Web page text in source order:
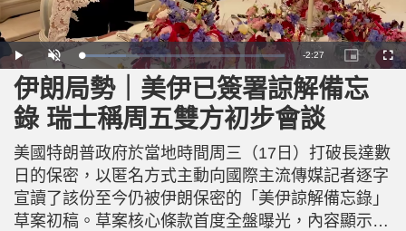
P
l
a
y
U
n
m
u
t
e
L
o
a
d
e
d
:
2
2
0
1
%
R
e
m
n
-2:27
P
i
c
t
u
-
P
i
c
t
u
r
e
F
u
伊朗局勢｜美伊已簽署諒解備忘
錄 瑞士稱周五雙方初步會談
美國特朗普政府於當地時間周三（17日）打破長達數
日的保密，以匿名方式主動向國際主流傳媒記者逐字
宣讀了該份至今仍被伊朗保密的「美伊諒解備忘錄」
草案初稿。草案核心條款首度全盤曝光，內容顯示美